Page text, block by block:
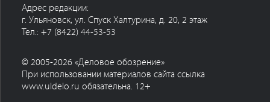
Адрес редакции:
г. Ульяновск, ул. Спуск Халтурина, д. 20, 2 этаж
Тел.: +7 (8422) 44-53-53
© 2005-2026 «Деловое обозрение»
При использовании материалов сайта ссылка
www.uldelo.ru обязательна. 12+